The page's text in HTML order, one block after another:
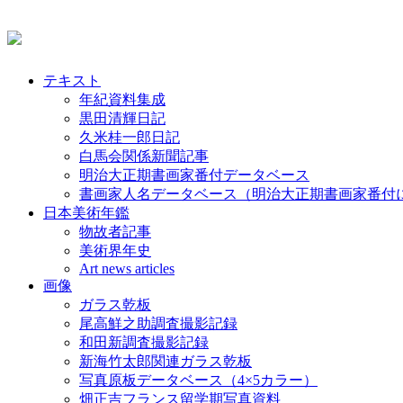
テキスト
年紀資料集成
黒田清輝日記
久米桂一郎日記
白馬会関係新聞記事
明治大正期書画家番付データベース
書画家人名データベース（明治大正期書画家番付
日本美術年鑑
物故者記事
美術界年史
Art news articles
画像
ガラス乾板
尾高鮮之助調査撮影記録
和田新調査撮影記録
新海竹太郎関連ガラス乾板
写真原板データベース（4×5カラー）
畑正吉フランス留学期写真資料